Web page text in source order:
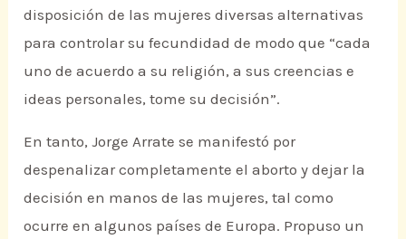
disposición de las mujeres diversas alternativas
para controlar su fecundidad de modo que “cada
uno de acuerdo a su religión, a sus creencias e
ideas personales, tome su decisión”.
En tanto, Jorge Arrate se manifestó por
despenalizar completamente el aborto y dejar la
decisión en manos de las mujeres, tal como
ocurre en algunos países de Europa. Propuso un